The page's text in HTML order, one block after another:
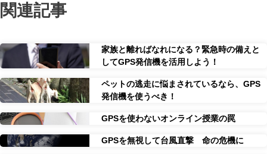
関連記事
家族と離ればなれになる？緊急時の備えと
してGPS発信機を活用しよう！
ペットの逃走に悩まされているなら、GPS
発信機を使うべき！
GPSを使わないオンライン授業の罠
GPSを無視して台風直撃 命の危機に